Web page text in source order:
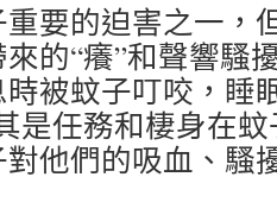
要的迫害之一，
來的“癢”和聲響騷
被蚊子叮咬，睡
是任務和棲身在
他們的吸血、騷